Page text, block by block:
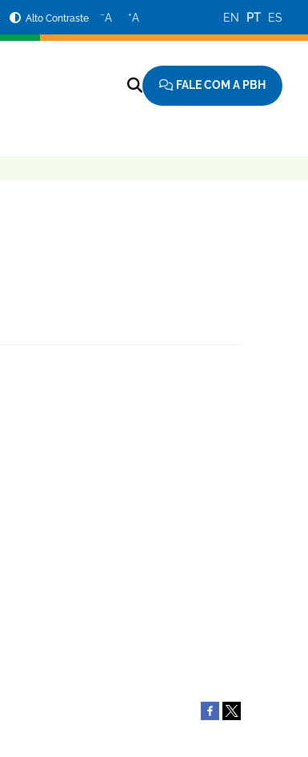
Alto Contraste −A +A EN PT ES
FALE COM A PBH